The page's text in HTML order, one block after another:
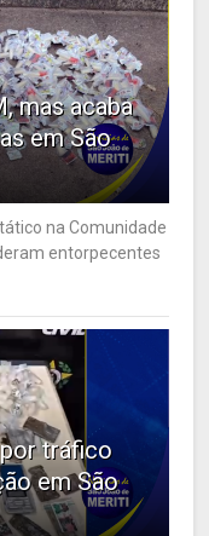
mas acaba
em São
na Comunidade
entorpecentes
tráfico
em São